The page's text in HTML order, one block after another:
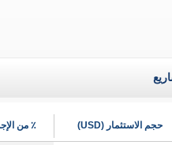
حجم الاستثمار (USD) ٪ من